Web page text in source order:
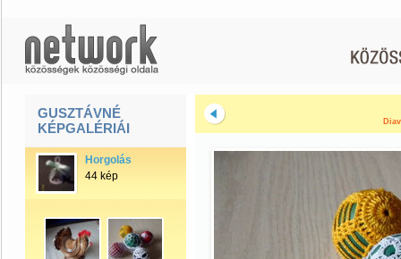
GUSZTÁVNÉ
KÉPGALÉRIÁI
Horgolás
44 kép